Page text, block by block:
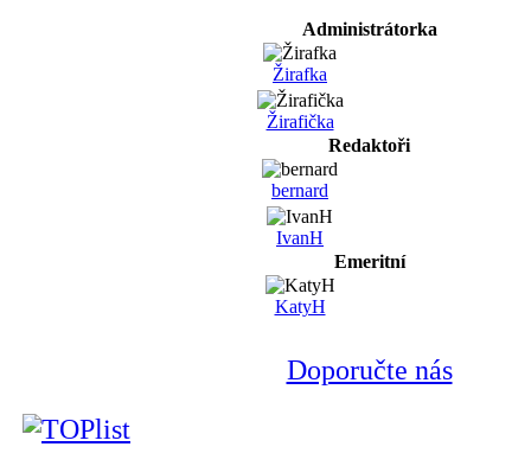
Administrátorka
Žirafka
Žirafička
Redaktoři
bernard
IvanH
Emeritní
KatyH
Doporučte nás